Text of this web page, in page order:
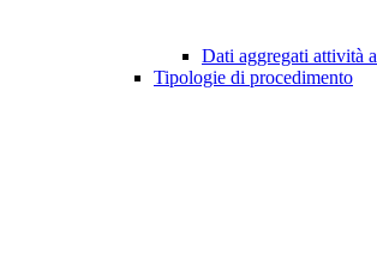
Dati aggregati attività
Tipologie di procedimento